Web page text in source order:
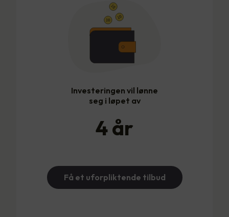
Investeringen vil lønne
seg i løpet av
4år
Få et uforpliktende tilbud